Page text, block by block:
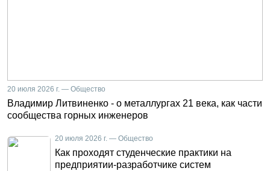
20 июля 2026 г. — Общество
Владимир Литвиненко - о металлургах 21 века, как части
сообщества горных инженеров
20 июля 2026 г. — Общество
Как проходят студенческие практики на
предприятии-разработчике систем